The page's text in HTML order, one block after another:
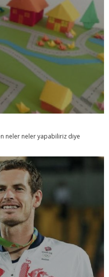
neler neler yapabiliriz diye